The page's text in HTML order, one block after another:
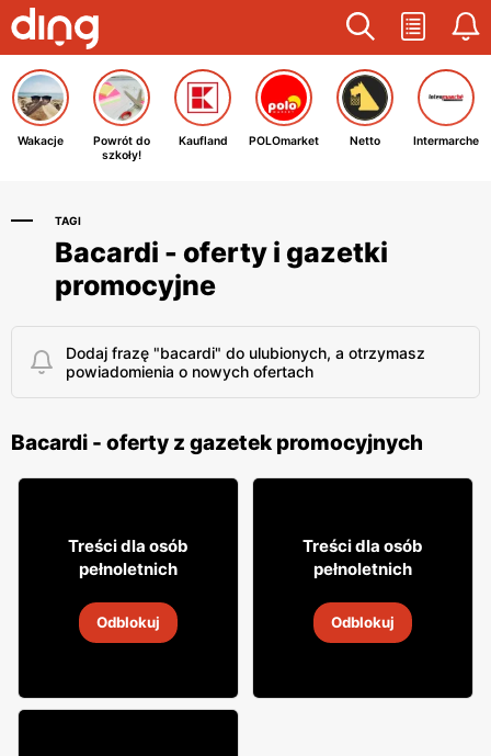
Wakacje
Powrót do
szkoły!
Kaufland POLOmarket Netto Intermarche
TAGI
Bacardi - oferty i gazetki
promocyjne
Dodaj frazę "bacardi" do ulubionych, a otrzymasz
powiadomienia o nowych ofertach
Bacardi - oferty z gazetek promocyjnych
5999
30 sie 2026
Treści dla osób
pełnoletnich
Odblokuj
56 99
30 sie 2026
Treści dla osób
pełnoletnich
Odblokuj